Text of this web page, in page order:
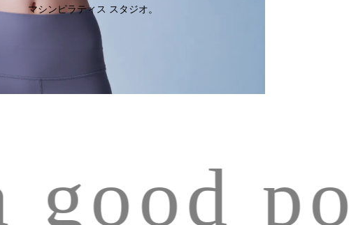
マシンピラティス スタジオ。